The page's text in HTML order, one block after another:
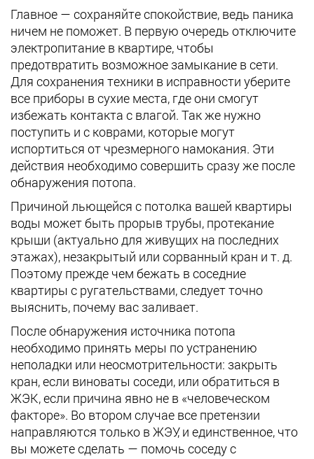
Главное — сохраняйте спокойствие, ведь паника
ничем не поможет. В первую очередь отключите
электропитание в квартире, чтобы
предотвратить возможное замыкание в сети.
Для сохранения техники в исправности уберите
все приборы в сухие места, где они смогут
избежать контакта с влагой. Так же нужно
поступить и с коврами, которые могут
испортиться от чрезмерного намокания. Эти
действия необходимо совершить сразу же после
обнаружения потопа.
Причиной льющейся с потолка вашей квартиры
воды может быть прорыв трубы, протекание
крыши (актуально для живущих на последних
этажах), незакрытый или сорванный кран и т. д.
Поэтому прежде чем бежать в соседние
квартиры с ругательствами, следует точно
выяснить, почему вас заливает.
После обнаружения источника потопа
необходимо принять меры по устранению
неполадки или неосмотрительности: закрыть
кран, если виноваты соседи, или обратиться в
ЖЭК, если причина явно не в «человеческом
факторе». Во втором случае все претензии
направляются только в ЖЭУ, и единственное, что
вы можете сделать — помочь соседу с